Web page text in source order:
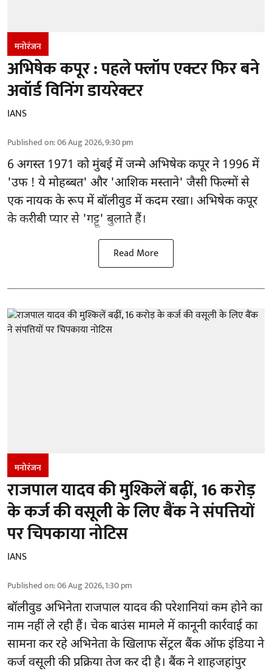
मनोरंजन
अभिषेक कपूर : पहले फ्लॉप एक्टर फिर बने
अवॉर्ड विनिंग डायरेक्टर
IANS
Published on:06 Aug 2026, 9:30 pm
6 अगस्त 1971 को मुंबई में जन्मे अभिषेक कपूर ने 1996 में
'उफ ! ये मोहब्बत' और 'आशिक मस्ताने' जैसी फिल्मों से
एक नायक के रूप मेंबॉलीवुडमें कदम रखा। अभिषेक कपूर
के करीबी प्यार से 'गट्टू' बुलाते हैं।
Read More
मनोरंजन
राजपाल यादव की मुश्किलें बढ़ीं, 16 करोड़
के कर्ज की वसूली के लिए बैंक ने संपत्तियों
पर चिपकाया नोटिस
IANS
Published on:06 Aug 2026, 1:30 pm
बॉलीवुडअभिनेता राजपाल यादव की परेशानियां कम होने का
नाम नहीं ले रही हैं। चेक बाउंस मामले में कानूनी कार्रवाई का
सामना कर रहे अभिनेता के खिलाफ सेंट्रल बैंक ऑफ इंडिया ने
कर्ज वसूली की प्रक्रिया तेज कर दी है। बैंक ने शाहजहांपुर